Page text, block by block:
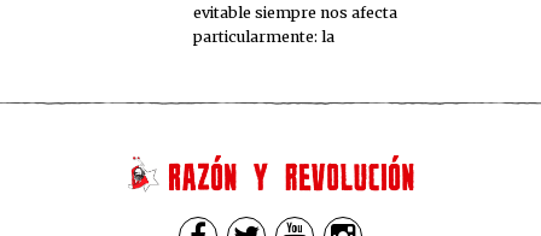
evitable siempre nos afecta
particularmente: la